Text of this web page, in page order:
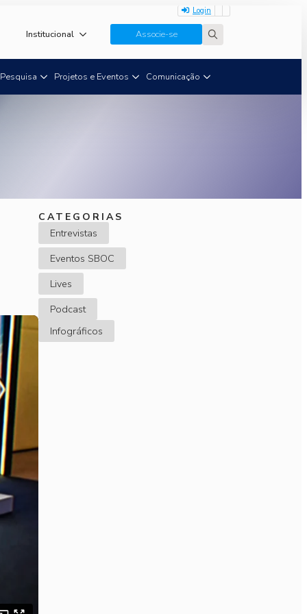
Login
Institucional Associe-se
Pesquisa Projetos e Eventos Comunicação
CATEGORIAS
Entrevistas
Eventos SBOC
Lives
Podcast
Infográficos